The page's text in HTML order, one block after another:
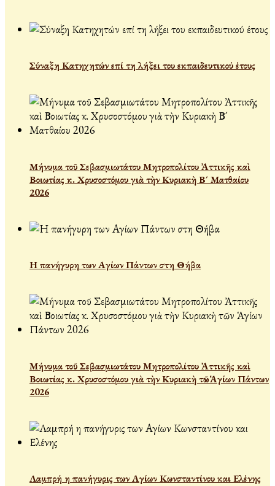
Σύναξη Κατηχητών επί τη λήξει του εκπαιδευτικού έτους
Μήνυμα τοῦ Σεβασμιωτάτου Μητροπολίτου Ἀττικῆς καὶ
Βοιωτίας κ. Χρυσοστόμου γιὰ τὴν Κυριακὴ Β´ Ματθαίου
2026
Η πανήγυρη των Αγίων Πάντων στη Θήβα
Μήνυμα τοῦ Σεβασμιωτάτου Μητροπολίτου Ἀττικῆς καὶ
Βοιωτίας κ. Χρυσοστόμου γιὰ τὴν Κυριακὴ τῶν Ἁγίων Πάντων
2026
Λαμπρή η πανήγυρις των Αγίων Κωνσταντίνου και Ελένης